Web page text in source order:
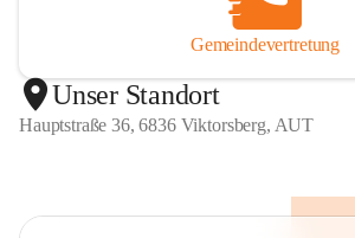
Gemeindevertretung
Unser Standort
Hauptstraße 36, 6836 Viktorsberg, AUT